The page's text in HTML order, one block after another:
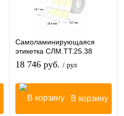
Самоламинирующаяся
этикетка СЛМ.ТТ.25.38
18 746 руб. / рул
В корзину